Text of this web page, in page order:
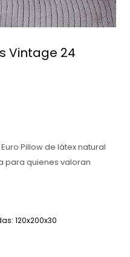
Vintage 24
Pillow de látex natural
para quienes valoran
120x200x30